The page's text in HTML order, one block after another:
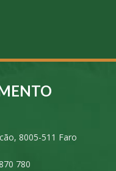
8005-511 Faro
780